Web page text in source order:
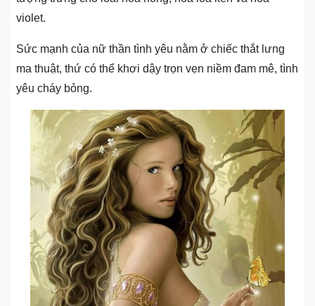
violet.
Sức mạnh của nữ thần tình yêu nằm ở chiếc thắt lưng
ma thuật, thứ có thể khơi dậy trọn vẹn niềm đam mê, tình
yêu cháy bỏng.